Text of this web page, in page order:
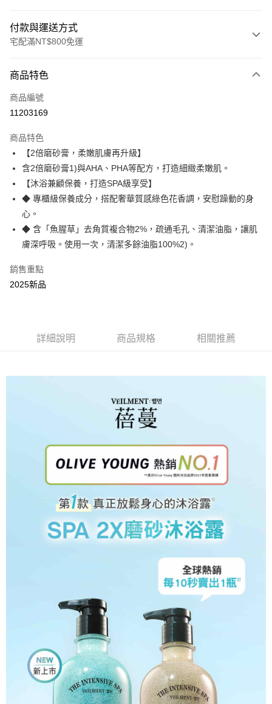
付款與運送方式
宅配滿NT$800免運
信用卡一次付款
LINE Pay
悠遊付
AFTEE先享後付
相關說明
【關於「AFTEE先享後付」】
AFTEE先享後付是「在收到商品之後才付款」的支付方式。 讓您購物簡單
便利好安心！
１．簡單：不需註冊會員、不需綁卡、不需儲值。
２．便利：只要手機號碼，簡訊認證，即可結帳。
１．於結帳方式選擇「AFTEE先享後付」後，將跳轉至「AFTEE先享後付」
ATM／網路銀行／等多元方式進行付款，方視為交易完成。
※ 請注意：結帳手續完成當下不需立刻繳費，但若您需要取消訂單，請聯絡
※ 交易是否成功請以「AFTEE先享後付 」之結帳頁面顯示為準，若有關於
https://netprotections.freshdesk.com/support/home
１．透過由恩沛科技股份有限公司提供之「AFTEE先享後付」服務完成之交
２．關於個人資料處理事宜，請瀏覽以下網址：
３．未成年的使用者請事先徵得法定代理人或監護人之同意方可使用
「AFTEE先享後付」，若未經同意申辦者引起之損失，本公司不負相關責
４．使用「AFTEE先享後付」時，將依據個別帳號之用戶狀況，依本公司即
時審查核予不同之上限額度；若仍有額度不足之情形，本公司將視審查結果
請求用戶進行身份認證。
恩沛科技股份有限公司將有權停止該用戶之使用額度並採取法律行動。
ATM付款
運送方式
每筆NT$85，滿NT$800(含以上)免運費
商品特色
商品編號
11203169
商品特色
【2倍磨砂膏，柔嫩肌膚再升級】
含2倍磨砂膏1)與AHA、PHA等配方，打造細緻柔嫩肌。
【沐浴兼顧保養，打造SPA級享受】
◆ 專櫃級保養成分，搭配奢華質感綠色花香調，安慰躁動的身
心。
◆ 含「魚腥草」去角質複合物2%，疏通毛孔、清潔油脂，讓肌
膚深呼吸。使用一次，清潔多餘油脂100%2)。
銷售重點
2025新品
詳細說明 商品規格 相關推薦